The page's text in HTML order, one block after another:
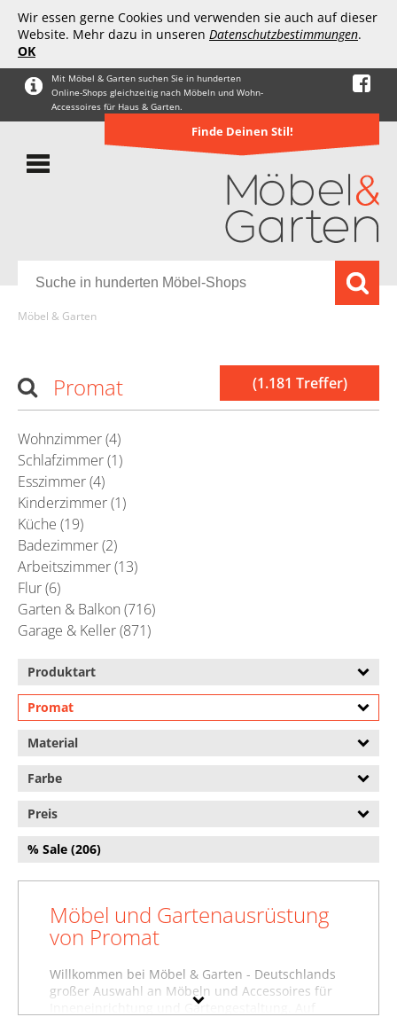
Wir essen gerne Cookies und verwenden sie auch auf dieser
Website. Mehr dazu in unseren Datenschutzbestimmungen.
OK
Mit Möbel & Garten suchen Sie in hunderten
Online-Shops gleichzeitig nach Möbeln und Wohn-
Accessoires für Haus & Garten.
Finde Deinen Stil!
Möbel & Garten
(1.181 Treffer)
Promat
Wohnzimmer (4)
Schlafzimmer (1)
Esszimmer (4)
Kinderzimmer (1)
Küche (19)
Badezimmer (2)
Arbeitszimmer (13)
Flur (6)
Garten & Balkon (716)
Garage & Keller (871)
Produktart
Promat
Material
Farbe
Preis
% Sale (206)
Möbel und Gartenausrüstung
von Promat
Willkommen bei Möbel & Garten - Deutschlands
großer Auswahl an Möbeln und Accessoires für
Inneneinrichtung und Gartengestaltung. Auf